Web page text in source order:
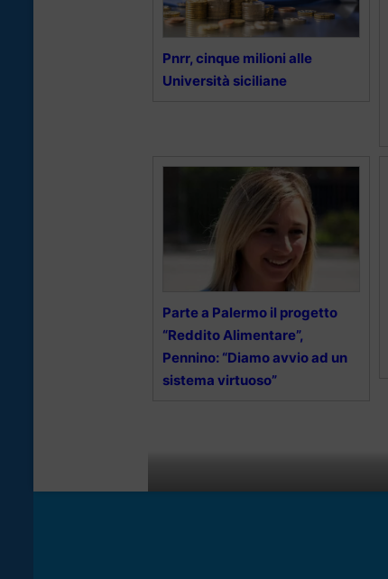
Pnrr, cinque milioni alle
Università siciliane
Parte a Palermo il progetto
“Reddito Alimentare”,
Pennino: “Diamo avvio ad un
sistema virtuoso”